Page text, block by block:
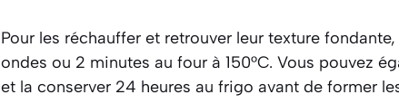
Pour les réchauffer et retrouver leur texture
ondes ou 2 minutes au four à 150°C. Vous pouvez
et la conserver 24 heures au frigo avant de former